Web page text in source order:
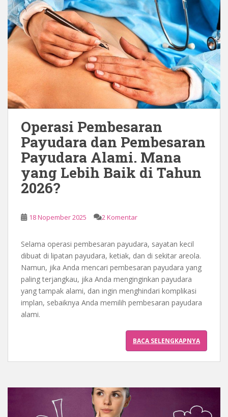
Operasi Pembesaran
Payudara dan Pembesaran
Payudara Alami. Mana
yang Lebih Baik di Tahun
2026?
18 Nopember 2025 2 Komentar
Selama operasi pembesaran payudara, sayatan kecil
dibuat di lipatan payudara, ketiak, dan di sekitar areola.
Namun, jika Anda mencari pembesaran payudara yang
paling terjangkau, jika Anda menginginkan payudara
yang tampak alami, dan ingin menghindari komplikasi
implan, sebaiknya Anda memilih pembesaran payudara
alami.
BACA SELENGKAPNYA